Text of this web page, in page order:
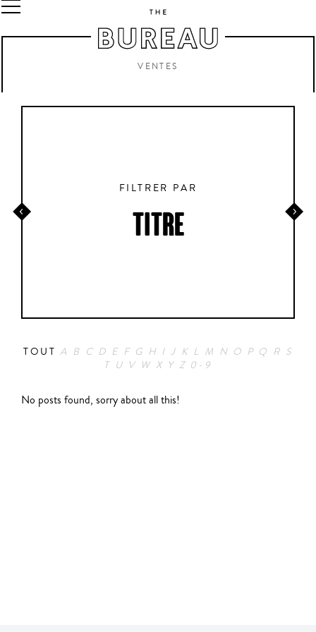
VENTES
FILTRER PAR
TITRE
TOUT A B C D E F G H I J K L M N O P Q R S
T U V W X Y Z 0-9
No posts found, sorry about all this!